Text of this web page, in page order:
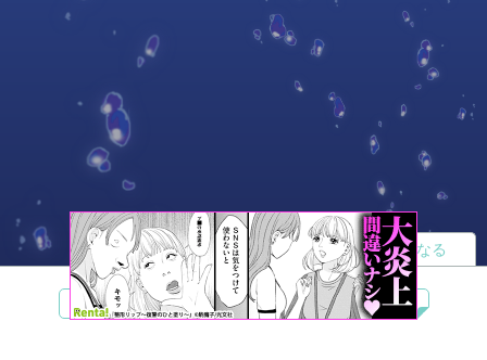
夢小説 ツイステ R18 鬼滅の刃 BL
読者になる